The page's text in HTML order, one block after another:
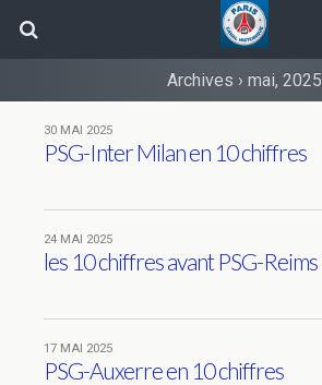
Archives › mai, 2025
30 MAI 2025
PSG-Inter Milan en 10 chiffres
24 MAI 2025
les 10 chiffres avant PSG-Reims
17 MAI 2025
PSG-Auxerre en 10 chiffres